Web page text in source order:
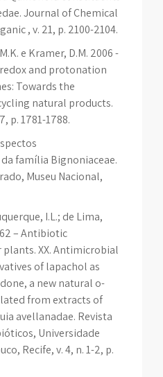
Journal of Chemical
, v. 21, p. 2100-2104.
e Kramer, D.M. 2006 -
and protonation
Towards the
natural products.
p. 1781-1788.
família Bignoniaceae.
Museu Nacional,
I.L.; de Lima,
– Antibiotic
XX. Antimicrobial
of lapachol as
a new natural o-
from extracts of
avellanadae. Revista
Universidade
Recife, v. 4, n. 1-2, p.